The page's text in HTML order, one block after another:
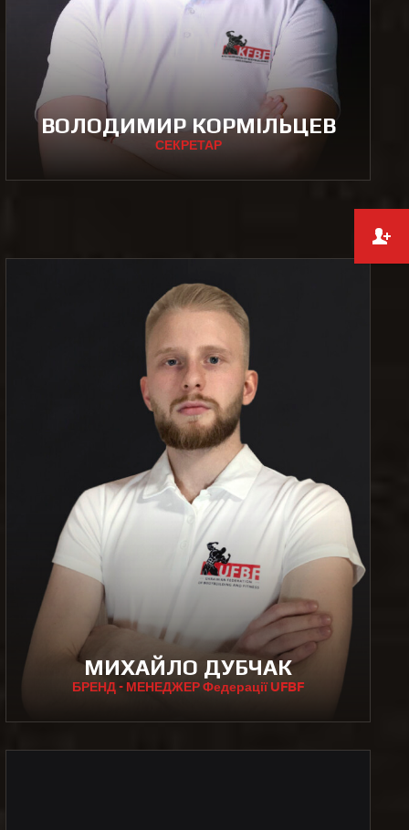
ВОЛОДИМИР КОРМІЛЬЦЕВ
СЕКРЕТАР
МИХАЙЛО ДУБЧАК
БРЕНД - МЕНЕДЖЕР Федерації UFBF